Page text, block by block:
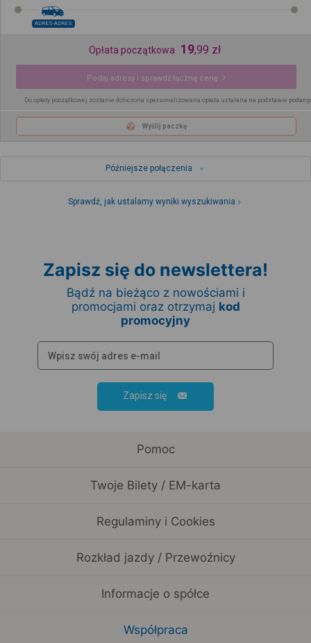
ADRES-ADRES
Opłata początkowa 19,99 zł
Podaj adresy i sprawdź łączną cenę
Do opłaty początkowej zostanie doliczona spersonalizowana opłata ustalana na podstawie
Wyślij paczkę
Późniejsze połączenia
Sprawdź, jak ustalamy wyniki wyszukiwania
Zapisz się do newslettera!
Bądź na bieżąco z nowościami i
promocjami oraz otrzymaj kod
promocyjny
Zapisz się
Pomoc
Twoje Bilety / EM-karta
Regulaminy i Cookies
Rozkład jazdy / Przewoźnicy
Informacje o spółce
Współpraca